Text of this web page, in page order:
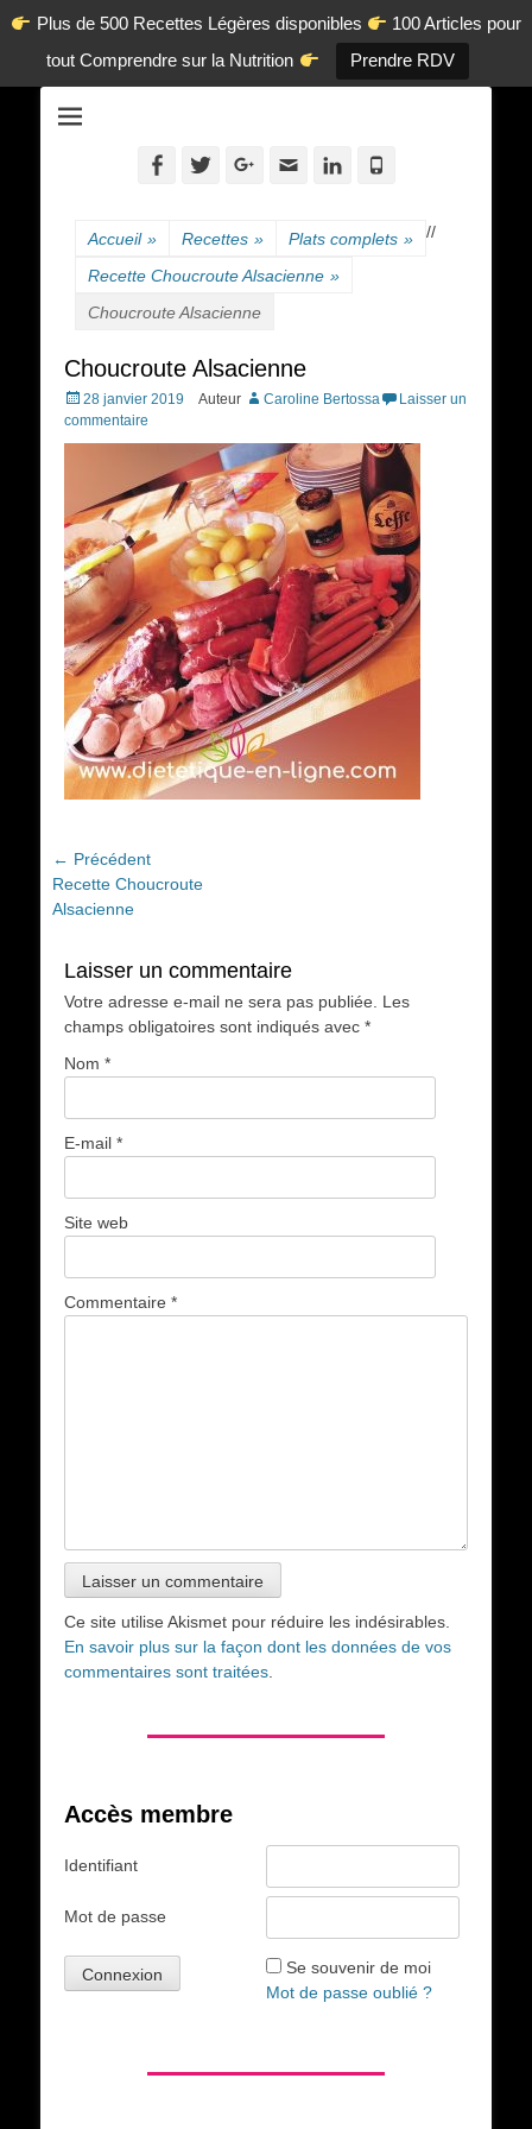
Plus de 500 Recettes Légères disponibles
100 Articles pour
tout Comprendre sur la Nutrition
Prendre RDV
en-ligne.com
Facebook
TwitterGoogleplus
AdresseLinkedin
Accueil » Recettes » /
Plats complets » /
Recette Choucroute Alsacienne »
Choucroute Alsacienne
Choucroute Alsacienne
Posted
on
28 janvier 2019 Auteur Caroline Bertossa
Laisser un
commentaire
Navigation
de
l’article
← Précédent
Article
précédent :
Recette Choucroute
Alsacienne
Laisser un commentaire
Votre adresse e-mail ne sera pas publiée.
Les
champs obligatoires sont indiqués avec *
Nom *
E-mail *
Site web
Commentaire *
Ce site utilise Akismet pour réduire les indésirables.
En savoir plus sur la façon dont les données de vos
commentaires sont traitées
Accès membre
Identifiant
Mot de passe
Se souvenir de moi
Mot de passe oublié ?